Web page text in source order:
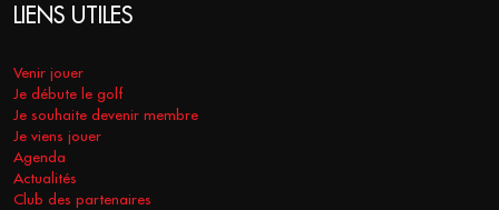
LIENS UTILES
Venir jouer
Je débute le golf
Je souhaite devenir membre
Je viens jouer
Agenda
Actualités
Club des partenaires